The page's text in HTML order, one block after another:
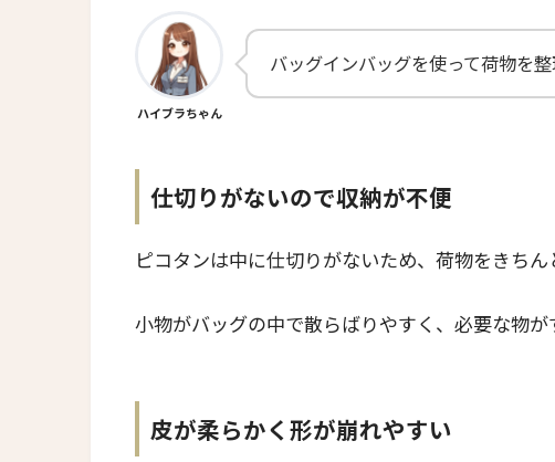
ハイブラちゃん
バッグインバッグを使って荷物を
仕切りがないので収納が不便
ピコタンは中に仕切りがないため、荷物をきちん
小物がバッグの中で散らばりやすく、必要な物が
皮が柔らかく形が崩れやすい